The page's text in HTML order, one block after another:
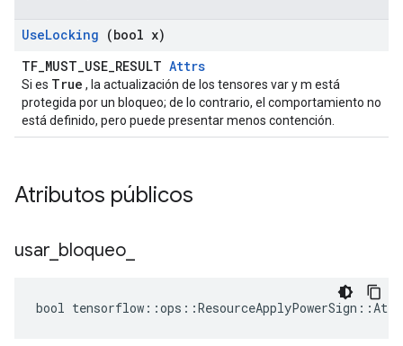
UseLocking (bool x)
TF_MUST_USE_RESULT Attrs
Si es True , la actualización de los tensores var y m está
protegida por un bloqueo; de lo contrario, el comportamiento no
está definido, pero puede presentar menos contención.
Atributos públicos
usar bloqueo
bool